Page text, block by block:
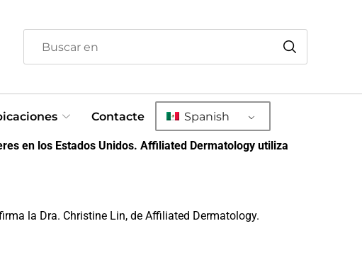
Contacte Spanish
en los Estados Unidos. Affiliated Dermatology utiliza
la Dra. Christine Lin, de Affiliated Dermatology.